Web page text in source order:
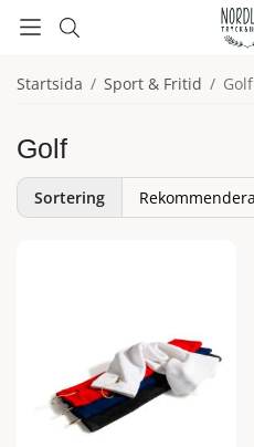
Startsida / Sport & Fritid / Golf
Golf
Sortering